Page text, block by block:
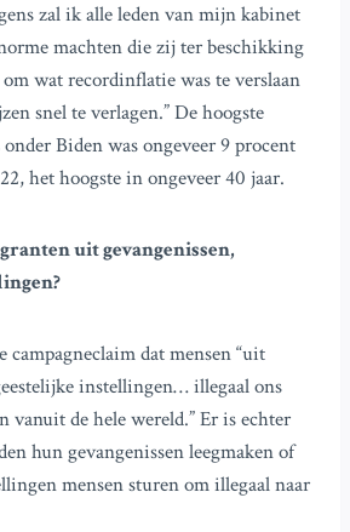
zal ik alle leden van mijn kabinet
machten die zij ter beschikking
wat recordinflatie was te verslaan
snel te verlagen.” De hoogste
Biden was ongeveer 9 procent
het hoogste in ongeveer 40 jaar.
uit gevangenissen,
campagneclaim dat mensen “uit
instellingen… illegaal ons
vanuit de hele wereld.” Er is echter
hun gevangenissen leegmaken of
mensen sturen om illegaal naar